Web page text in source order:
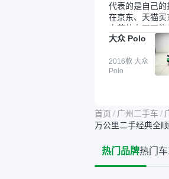
代表的是自己的
在京东、天猫买
自营的东西可能
点。就是这种刻
一开始买二手
确实有担心过事
车这些问题。
况。我拿到你们
后，自己又在线
台），同时也找
线下看车。结果
大众 Polo
2016款 大众
Polo
首页 / 广州二手车 /
万公里二手经典全顺
热门品牌热门